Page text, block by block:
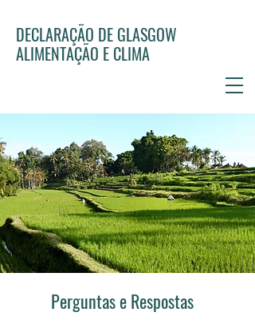
DECLARAÇÃO DE GLASGOW
ALIMENTAÇÃO E CLIMA
Perguntas e Respostas